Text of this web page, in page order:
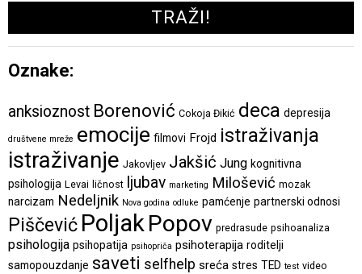
Oznake:
anksioznost Borenović Cokoja Đikić deca depresija
društvene mreže emocije filmovi Frojd istraživanja
istraživanje Jakovljev Jakšić Jung kognitivna
psihologija Levai ličnost ljubav marketing Milošević mozak
narcizam Nedeljnik Nova godina odluke pamćenje partnerski odnosi
Piščević PoljakPopov predrasude psihoanaliza
psihologija psihopatija psihopriča psihoterapija roditelji
samopouzdanje saveti selfhelp sreća stres TED test video